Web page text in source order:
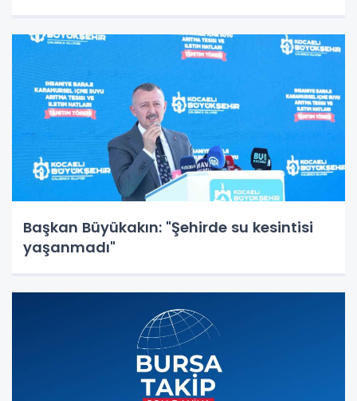
Başkan Büyükakın: "Şehirde su kesintisi
yaşanmadı"